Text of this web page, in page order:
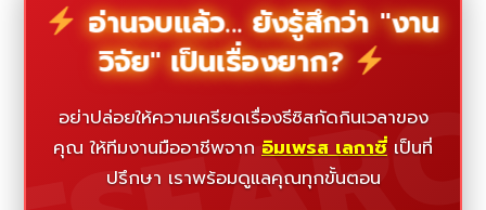
อ่านจบแล้ว... ยังรู้สึกว่า "งาน
วิจัย" เป็นเรื่องยาก?
อย่าปล่อยให้ความเครียดเรื่องธีซิสกัดกินเวลาของ
คุณ ให้ทีมงานมืออาชีพจาก อิมเพรส เลกาซี่ เป็นที่
ปรึกษา เราพร้อมดูแลคุณทุกขั้นตอน